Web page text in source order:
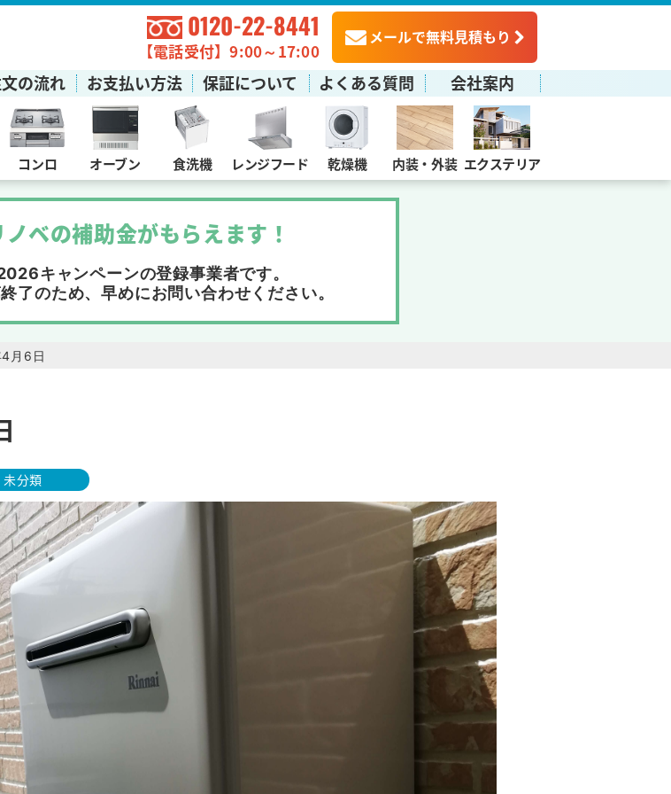
0120-22-8441
【電話受付】9:00～17:00
メールで無料見積もり
の流れ お支払い方法 保証について よくある質問 会社案内
コンロ オーブン 食洗機 レンジフード 乾燥機 内装・外装 エクステリア
ベの補助金がもらえます ！
キャンペーンの登録事業者です。
了のため、早めにお問い合わせください。
月6日
未分類